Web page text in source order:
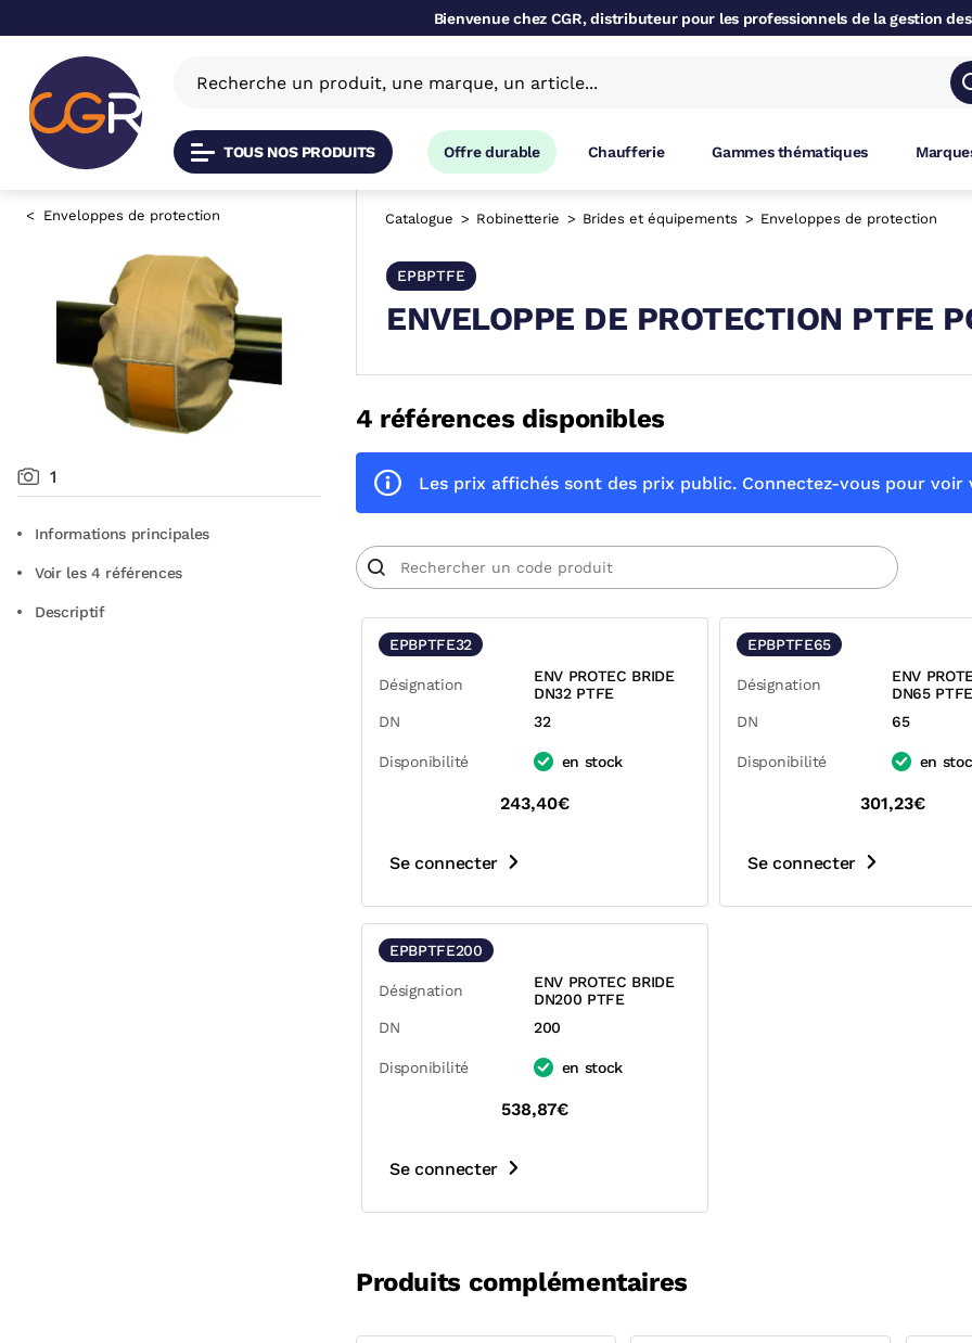
Bienvenue chez CGR, distributeur pour les professionnels de la gestion
TOUS NOS PRODUITS Offre durable Chaufferie Gammes thématiques
Enveloppes de protection
1
Informations principales
Voir les 4 références
Descriptif
Catalogue Robinetterie Brides et équipements Enveloppes de protection
EPBPTFE
ENVELOPPE DE PROTECTION PTFE
4 références disponibles
Les prix affichés sont des prix public. Connectez-vous pour
EPBPTFE32
Désignation
ENV PROTEC BRIDE
DN32 PTFE
DN
32
Disponibilité en stock
243,40€
Se connecter
EPBPTFE65
Désignation
ENV
DN65
DN
65
Disponibilité en
301,23€
Se connecter
EPBPTFE200
Désignation
ENV PROTEC BRIDE
DN200 PTFE
DN
200
Disponibilité en stock
538,87€
Se connecter
Produits complémentaires